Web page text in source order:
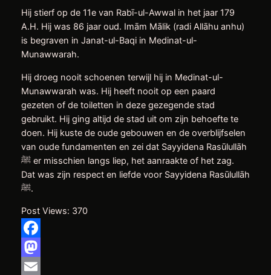
Hij stierf op de 11e van Rabī-ul-Awwal in het jaar 179
A.H. Hij was 86 jaar oud. Imām Mālik (radi Allāhu anhu)
is begraven in Janat-ul-Baqi in Medinat-ul-
Munawwarah.
Hij droeg nooit schoenen terwijl hij in Medinat-ul-
Munawwarah was. Hij heeft nooit op een paard
gezeten of de toiletten in deze gezegende stad
gebruikt. Hij ging altijd de stad uit om zijn behoefte te
doen. Hij kuste de oude gebouwen en de overblijfselen
van oude fundamenten en zei dat Sayyidena Rasūlullāh
ﷺ er misschien langs liep, het aanraakte of het zag.
Dat was zijn respect en liefde voor Sayyidena Rasūlullāh
ﷺ.
Post Views: 370
Facebook
Mastodon